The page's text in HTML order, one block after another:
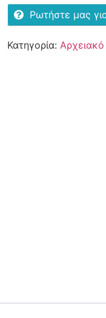
Ρωτήστε μας
Κατηγορία: